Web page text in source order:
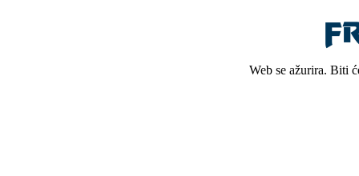
Web se ažurira. Biti